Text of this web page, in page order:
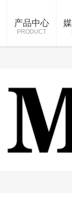
产品中心
PRODUCT